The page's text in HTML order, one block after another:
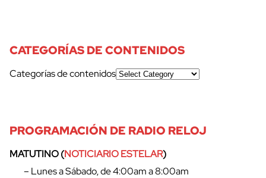
CATEGORÍAS DE CONTENIDOS
Categorías de contenidos
PROGRAMACIÓN DE RADIO RELOJ
MATUTINO (NOTICIARIO ESTELAR)
– Lunes a Sábado, de 4:00am a 8:00am